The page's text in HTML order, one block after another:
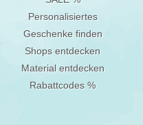
Personalisiertes
Geschenke finden
Shops entdecken
Material entdecken
Rabattcodes %